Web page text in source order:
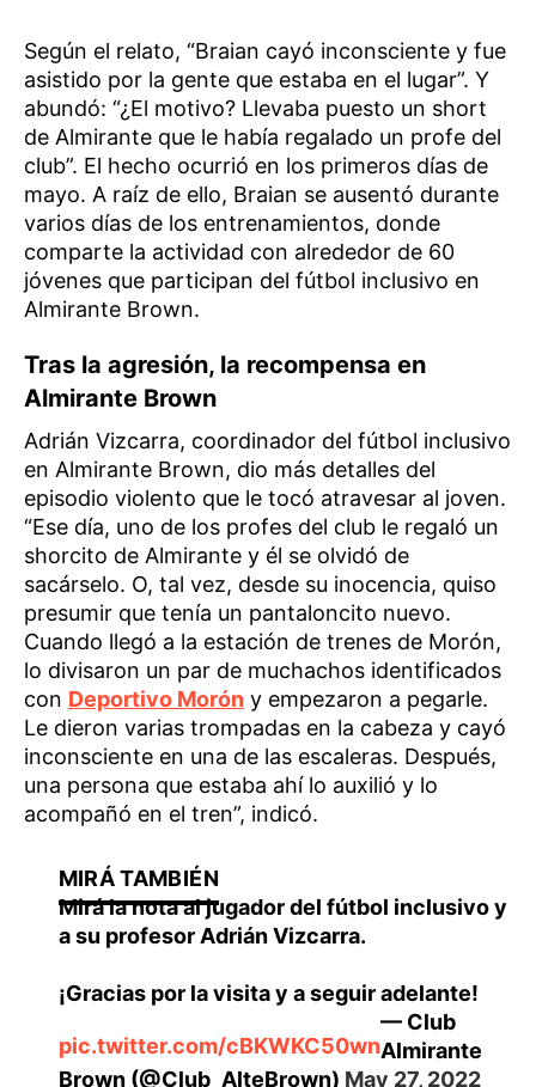
Según el relato, “Braian cayó inconsciente y fue
asistido por la gente que estaba en el lugar”. Y
abundó: “¿El motivo? Llevaba puesto un short
de Almirante que le había regalado un profe del
club”. El hecho ocurrió en los primeros días de
mayo. A raíz de ello, Braian se ausentó durante
varios días de los entrenamientos, donde
comparte la actividad con alrededor de 60
jóvenes que participan del fútbol inclusivo en
Almirante Brown.
Tras la agresión, la recompensa en
Almirante Brown
Adrián Vizcarra, coordinador del fútbol inclusivo
en Almirante Brown, dio más detalles del
episodio violento que le tocó atravesar al joven.
“Ese día, uno de los profes del club le regaló un
shorcito de Almirante y él se olvidó de
sacárselo. O, tal vez, desde su inocencia, quiso
presumir que tenía un pantaloncito nuevo.
Cuando llegó a la estación de trenes de Morón,
lo divisaron un par de muchachos identificados
con Deportivo Morón y empezaron a pegarle.
Le dieron varias trompadas en la cabeza y cayó
inconsciente en una de las escaleras. Después,
una persona que estaba ahí lo auxilió y lo
acompañó en el tren”, indicó.
Mirá la nota al jugador del fútbol inclusivo y
a su profesor Adrián Vizcarra.
¡Gracias por la visita y a seguir adelante!
pic.twitter.com/cBKWKC50wn
— Club
Almirante
Brown (@Club_AlteBrown) May 27, 2022